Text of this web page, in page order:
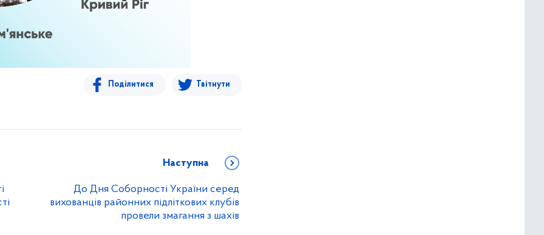
Поділитися Твітнути
Наступна
До Дня Соборності України серед
вихованців районних підліткових клубів
провели змагання з шахів